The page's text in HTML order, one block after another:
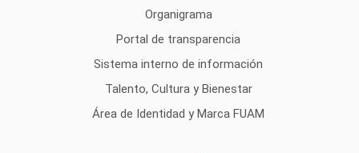
Organigrama
Portal de transparencia
Sistema interno de información
Talento, Cultura y Bienestar
Área de Identidad y Marca FUAM